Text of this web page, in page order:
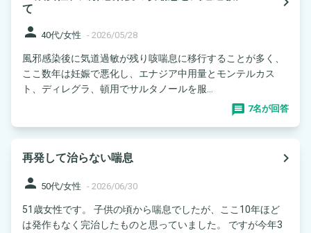
て
person 40代/女性 - 2026/05/28
風邪感染後に気道過敏が残り咳喘息に移行することが多く、
ここ数年は妊娠で悪化し、エナジア中用量とモンテルカス
ト、ディレグラ、頓用でサルタノールを服...
7名が回答
再発して治らない喘息
navigate_next
person 50代/女性 - 2026/06/30
51歳女性です。 子供の頃から喘息でしたが、ここ10年ほど
は発作もなく完治したものと思っていました。 ですが今年3